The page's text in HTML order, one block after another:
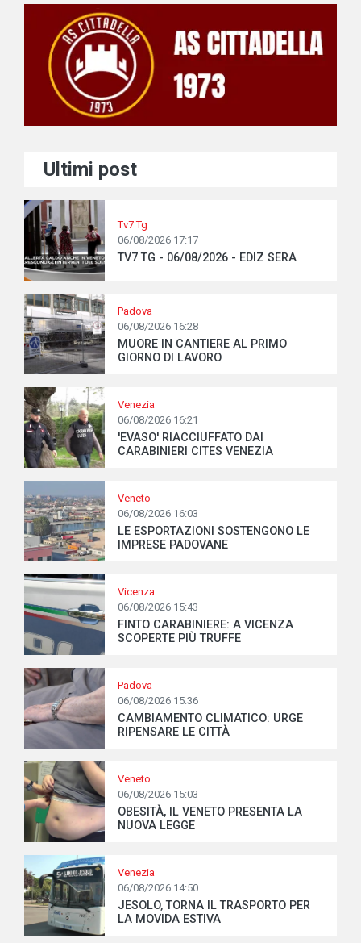
Ultimi post
Tv7 Tg
06/08/2026 17:17
TV7 TG - 06/08/2026 - EDIZ SERA
Padova
06/08/2026 16:28
MUORE IN CANTIERE AL PRIMO
GIORNO DI LAVORO
Venezia
06/08/2026 16:21
'EVASO' RIACCIUFFATO DAI
CARABINIERI CITES VENEZIA
Veneto
06/08/2026 16:03
LE ESPORTAZIONI SOSTENGONO LE
IMPRESE PADOVANE
Vicenza
06/08/2026 15:43
FINTO CARABINIERE: A VICENZA
SCOPERTE PIÙ TRUFFE
Padova
06/08/2026 15:36
CAMBIAMENTO CLIMATICO: URGE
RIPENSARE LE CITTÀ
Veneto
06/08/2026 15:03
OBESITÀ, IL VENETO PRESENTA LA
NUOVA LEGGE
Venezia
06/08/2026 14:50
JESOLO, TORNA IL TRASPORTO PER
LA MOVIDA ESTIVA